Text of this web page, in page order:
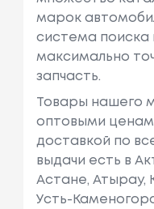
марок
система поиска
максимально
запчасть.
Товары нашего
оптовыми
доставкой по
выдачи есть в
Астане, Атырау,
Усть-